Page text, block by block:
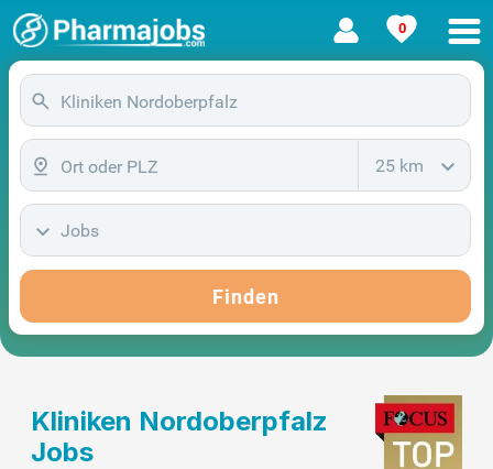
0
25 km
Jobs
Finden
Kliniken Nordoberpfalz
Jobs